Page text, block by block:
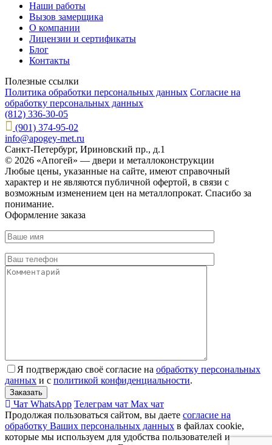
Наши работы
Вызов замерщика
О компании
Лицензии и сертификаты
Блог
Контакты
Полезные ссылки
Политика обработки персональных данных Согласие на
обработку персональных данных
(812) 336-30-05
(901) 374-95-02
info@apogey-met.ru
Санкт-Петербург, Ириновский пр., д.1
© 2026 «Апогей» — двери и металлоконструкции
Любые цены, указанные на сайте, имеют справочный
характер и не являются публичной офертой, в связи с
возможным изменением цен на металлопрокат. Спасибо за
понимание.
Оформление заказа
Я подтверждаю своё согласие на обработку персональных
данных и с политикой конфиденциальности.
Чат WhatsApp Телеграм чат Max чат
Продолжая пользоваться сайтом, вы даете согласие на
обработку Ваших персональных данных в файлах cookie,
которые мы используем для удобства пользователей и